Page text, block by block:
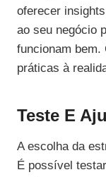
oferecer
ao seu negócio
funcionam bem.
práticas à
Teste E
A escolha da
É possível